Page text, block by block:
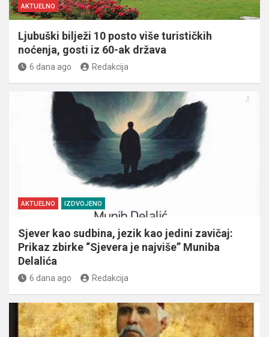
AKTUELNO
Ljubuški bilježi 10 posto više turističkih
noćenja, gosti iz 60-ak država
6 dana ago Redakcija
AKTUELNO IZDVOJENO
Sjever kao sudbina, jezik kao jedini zavičaj:
Prikaz zbirke “Sjevera je najviše” Muniba
Delalića
6 dana ago Redakcija